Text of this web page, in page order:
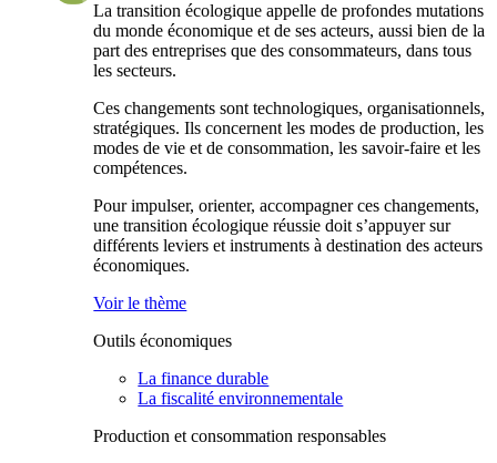
La transition écologique appelle de profondes mutations
du monde économique et de ses acteurs, aussi bien de la
part des entreprises que des consommateurs, dans tous
les secteurs.
Ces changements sont technologiques, organisationnels,
stratégiques. Ils concernent les modes de production, les
modes de vie et de consommation, les savoir-faire et les
compétences.
Pour impulser, orienter, accompagner ces changements,
une transition écologique réussie doit s’appuyer sur
différents leviers et instruments à destination des acteurs
économiques.
Voir le thème
Outils économiques
La finance durable
La fiscalité environnementale
Production et consommation responsables